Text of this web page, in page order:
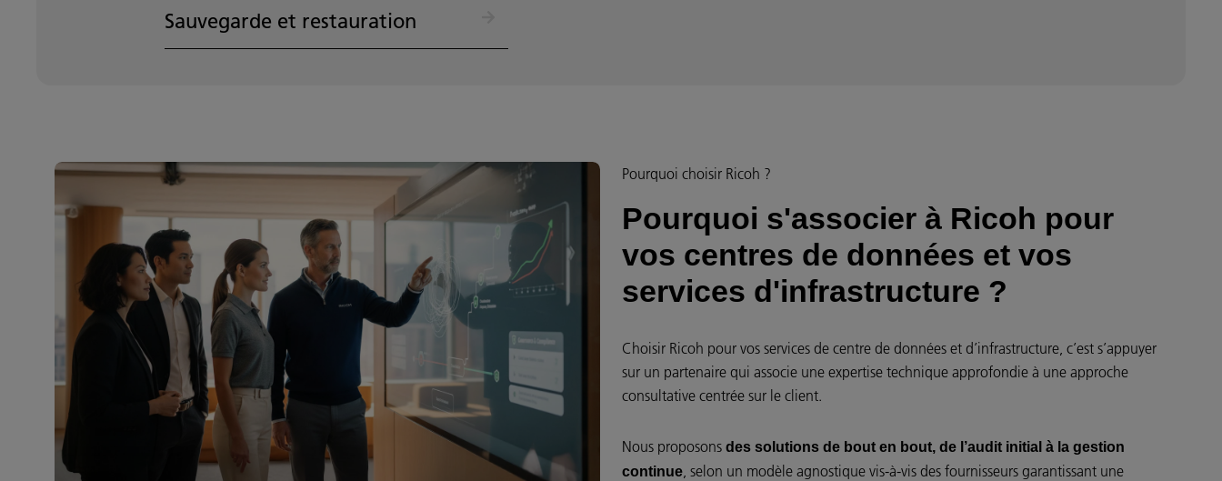
Sauvegarde et restauration
Pourquoi choisir Ricoh ?
Pourquoi s'associer à Ricoh pour
vos centres de données et vos
services d'infrastructure ?
Choisir Ricoh pour vos services de centre de données et d’infrastructure, c’est s’appuyer
sur un partenaire qui associe une expertise technique approfondie à une approche
consultative centrée sur le client.
Nous proposons des solutions de bout en bout, de l’audit initial à la gestion
continue, selon un modèle agnostique vis-à-vis des fournisseurs garantissant une